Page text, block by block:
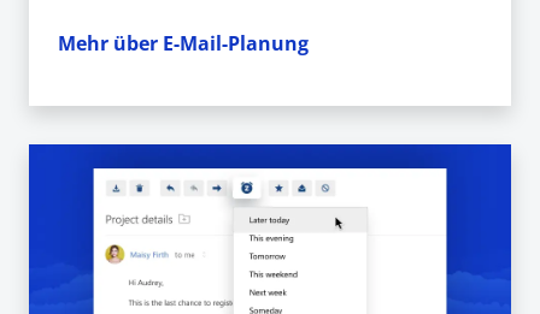
Mehr über E-Mail-Planung